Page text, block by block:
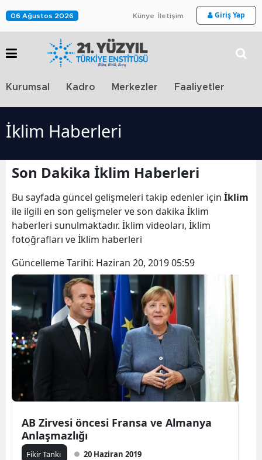
06 Ağustos 2026 Künye İletişim Giriş Yap
Kurumsal Kadro Merkezler Faaliyetler
İklim Haberleri
Son Dakika İklim Haberleri
Bu sayfada güncel gelişmeleri takip edenler için İklim
ile ilgili en son gelişmeler ve son dakika İklim
haberleri sunulmaktadır. İklim videoları, İklim
fotoğrafları ve İklim haberleri
Güncelleme Tarihi: Haziran 20, 2019 05:59
AB Zirvesi öncesi Fransa ve Almanya
Anlaşmazlığı
Fikir Tankı 20 Haziran 2019